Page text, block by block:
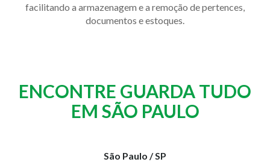
facilitando a armazenagem e a remoção de pertences,
documentos e estoques.
ENCONTRE GUARDA TUDO
EM SÃO PAULO
São Paulo / SP